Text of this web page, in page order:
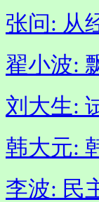
张问: 从
翟小波:
刘大生:
韩大元:
李波: 民